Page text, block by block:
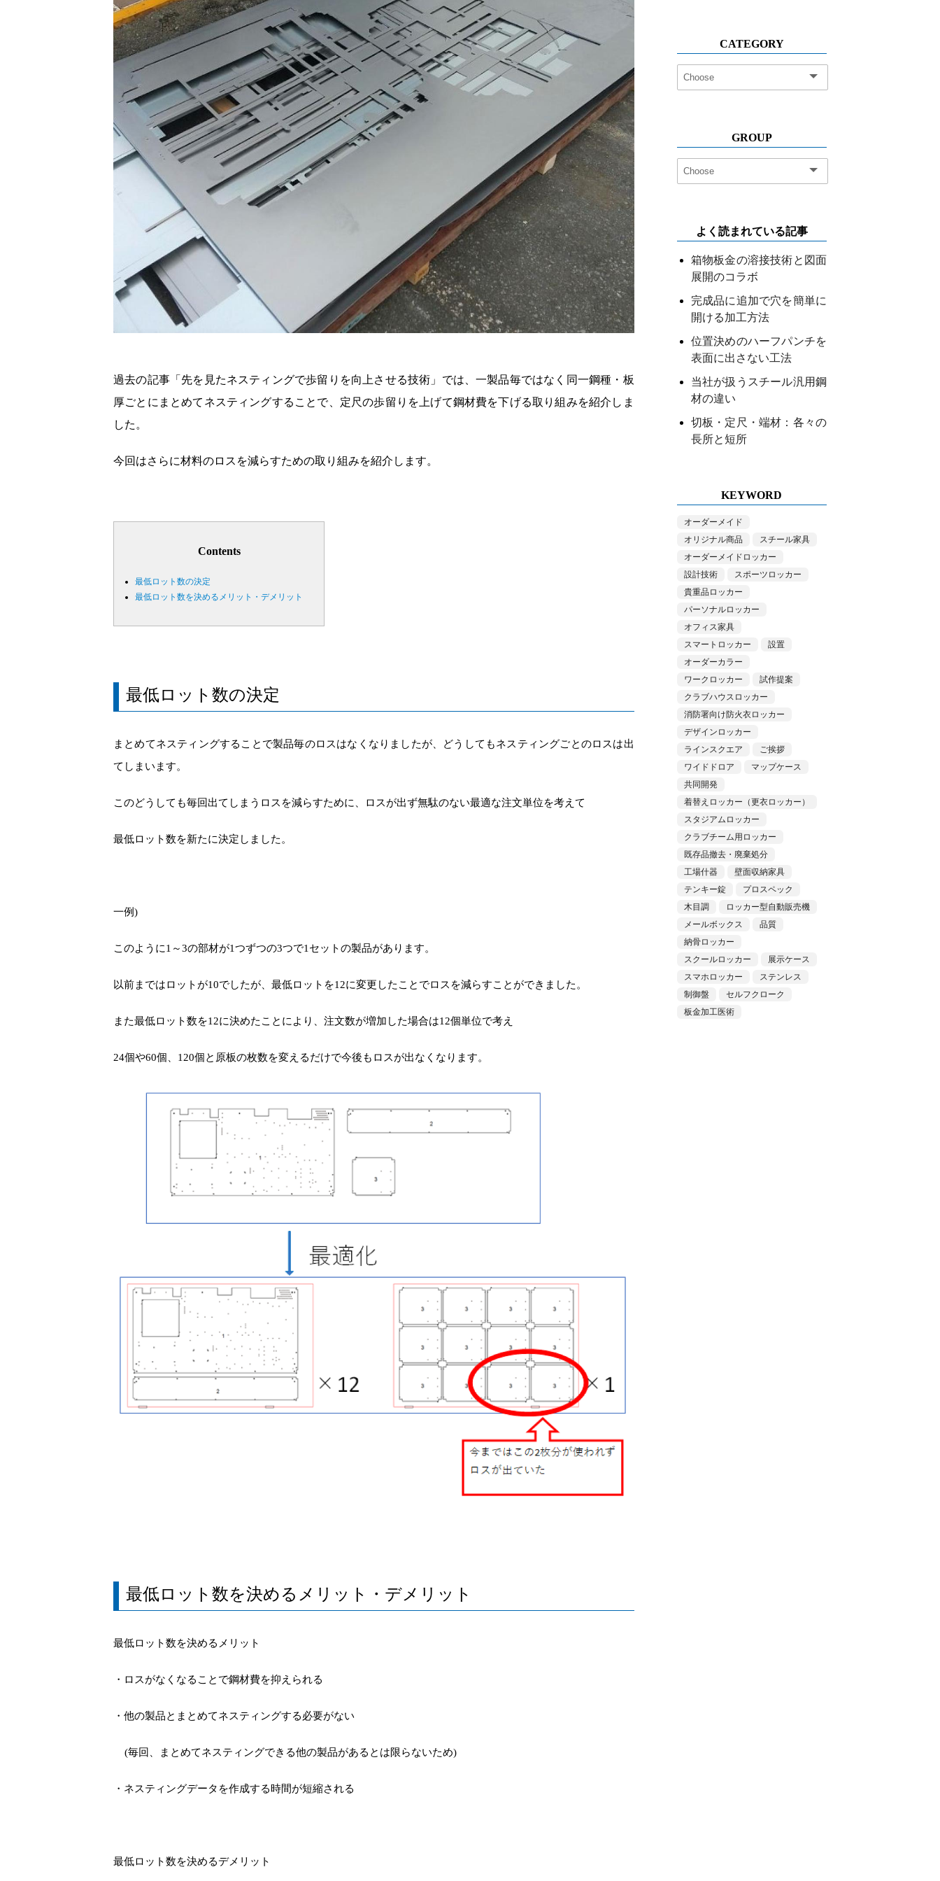
過去の記事「先を見たネスティングで歩留りを向上させる技術」では、一製品毎ではなく同一鋼種・板
厚ごとにまとめてネスティングすることで、定尺の歩留りを上げて鋼材費を下げる取り組みを紹介しま
した。
今回はさらに材料のロスを減らすための取り組みを紹介します。
Contents
最低ロット数の決定
最低ロット数を決めるメリット・デメリット
最低ロット数の決定
まとめてネスティングすることで製品毎のロスはなくなりましたが、 どうしてもネスティングごとのロスは出
てしまいます。
このどうしても毎回出てしまう ロスを減らすために、ロスが出ず無駄のない最適な注文単位を考えて
最低ロット数を新たに決定しました。
一例)
このように1 ～3の部材が1つずつの3つで1セットの製品があります。
以前まではロットが10でしたが、最低ロットを12に変更したことでロスを減らすことができました。
また最低ロット数を12に決めたことにより、注文数が増加した場合は12個単位で考え
24個や60個、 120個と原板の枚数を変えるだけで今後もロスが出なくなります。
最低ロット数を決めるメリット・デメリット
最低ロット数を決めるメリット
・ロスがなくなることで鋼材費を抑えられる
・他の製品とまとめてネスティングする必要がない
(毎回、まとめてネスティングできる他の製品があるとは限らないため)
・ネスティングデータを作成する時間が短縮される
最低ロット数を決めるデメリット
CATEGORY
GROUP
よく読まれている記事
箱物板金の溶接技術と図面
展開のコラボ
完成品に追加で穴を簡単に
開ける加工方法
位置決めのハーフパンチを
表面に出さない工法
当社が扱うスチール汎用鋼
材の違い
切板・定尺・端材：各々の
長所と短所
KEYWORD
オーダーメイド
オリジナル商品
スチール家具
オーダーメイドロッカー
設計技術
スポーツロッカー
貴重品ロッカー
パーソナルロッカー
オフィス家具
スマートロッカー
設置
オーダーカラー
ワークロッカー
試作提案
クラブハウスロッカー
消防署向け防火衣ロッカー
デザインロッカー
ラインスクエア
ご挨拶
ワイドドロア
マップケース
共同開発
着替えロッカー（更衣ロッカー）
スタジアムロッカー
クラブチーム用ロッカー
既存品撤去・廃棄処分
工場什器
壁面収納家具
テンキー錠
プロスペック
木目調
ロッカー型自動販売機
メールボックス
品質
納骨ロッカー
スクールロッカー
展示ケース
スマホロッカー
ステンレス
制御盤
セルフクローク
板金加工医術